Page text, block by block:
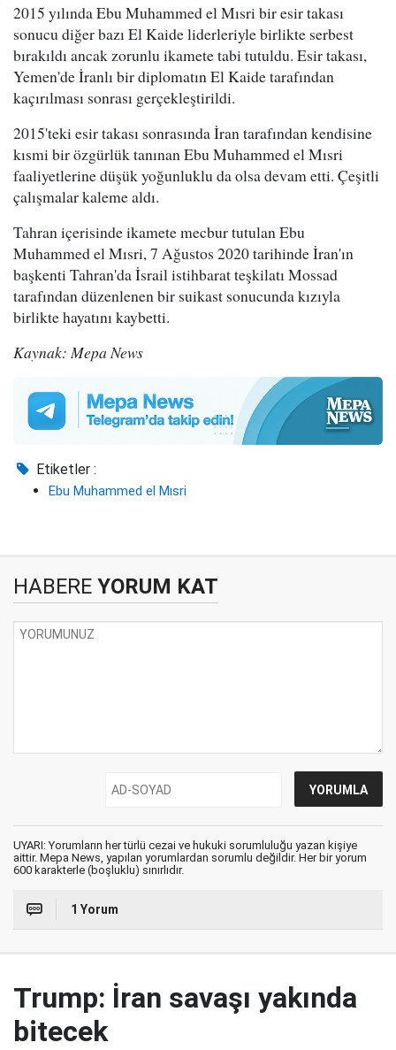
2015 yılında Ebu Muhammed el Mısri bir esir takası
sonucu diğer bazı El Kaide liderleriyle birlikte serbest
bırakıldı ancak zorunlu ikamete tabi tutuldu. Esir takası,
Yemen'de İranlı bir diplomatın El Kaide tarafından
kaçırılması sonrası gerçekleştirildi.
2015'teki esir takası sonrasında İran tarafından kendisine
kısmi bir özgürlük tanınan Ebu Muhammed el Mısri
faaliyetlerine düşük yoğunluklu da olsa devam etti. Çeşitli
çalışmalar kaleme aldı.
Tahran içerisinde ikamete mecbur tutulan Ebu
Muhammed el Mısri, 7 Ağustos 2020 tarihinde İran'ın
başkenti Tahran'da İsrail istihbarat teşkilatı Mossad
tarafından düzenlenen bir suikast sonucunda kızıyla
birlikte hayatını kaybetti.
Kaynak: Mepa News
Etiketler :
Ebu Muhammed el Mısri
HABERE YORUM KAT
UYARI: Yorumların her türlü cezai ve hukuki sorumluluğu yazan kişiye
aittir. Mepa News, yapılan yorumlardan sorumlu değildir. Her bir yorum
600 karakterle (boşluklu) sınırlıdır.
1 Yorum
Trump: İran savaşı yakında
bitecek